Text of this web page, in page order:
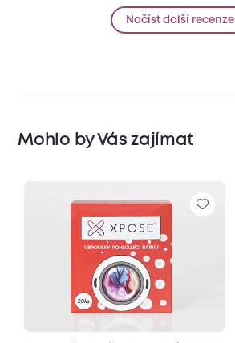
Načíst další recenze
Mohlo by Vás zajímat